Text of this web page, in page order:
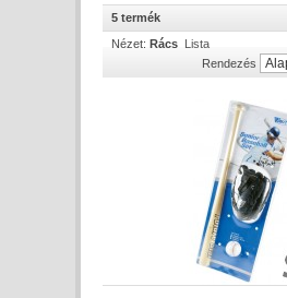
5 termék
Nézet: Rács Lista
Rendezés